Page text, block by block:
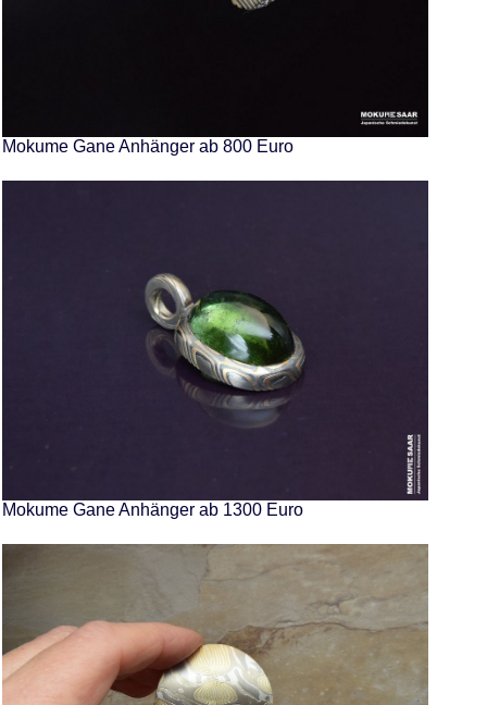
Mokume Gane Anhänger ab 800 Euro
Mokume Gane Anhänger ab 1300 Euro